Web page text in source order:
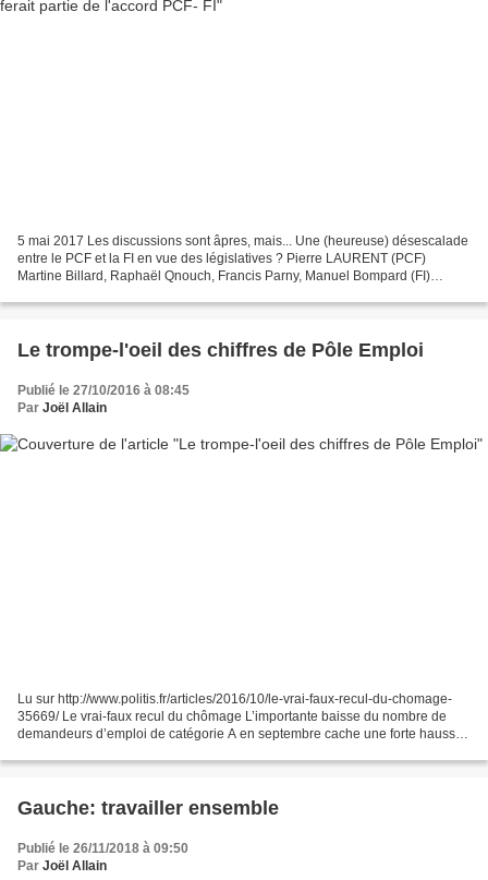
5 mai 2017 Les discussions sont âpres, mais... Une (heureuse) désescalade
entre le PCF et la FI en vue des législatives ? Pierre LAURENT (PCF)
Martine Billard, Raphaël Qnouch, Francis Parny, Manuel Bompard (FI)
Le trompe-l'oeil des chiffres de Pôle Emploi
Publié le 27/10/2016 à 08:45
Par Joël Allain
Lu sur http://www.politis.fr/articles/2016/10/le-vrai-faux-recul-du-chomage-
35669/ Le vrai-faux recul du chômage L’importante baisse du nombre de
demandeurs d’emploi de catégorie A en septembre cache une forte hausse
Gauche: travailler ensemble
Publié le 26/11/2018 à 09:50
Par Joël Allain